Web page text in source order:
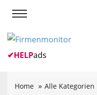
✔HELPads
Home Alle Kategorien